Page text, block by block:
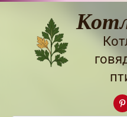
Перейти